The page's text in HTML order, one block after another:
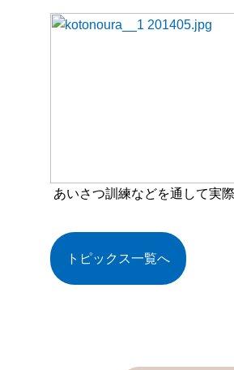
あいさつ訓練などを通して実
トピックス一覧へ